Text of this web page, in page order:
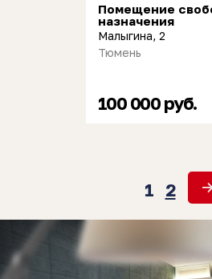
Помещение
назначения
Малыгина, 2
Тюмень
100 000 руб.
1 2